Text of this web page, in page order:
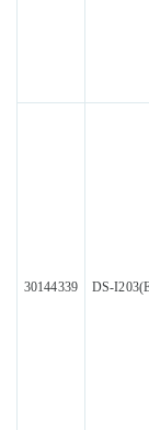
30144339 DS-